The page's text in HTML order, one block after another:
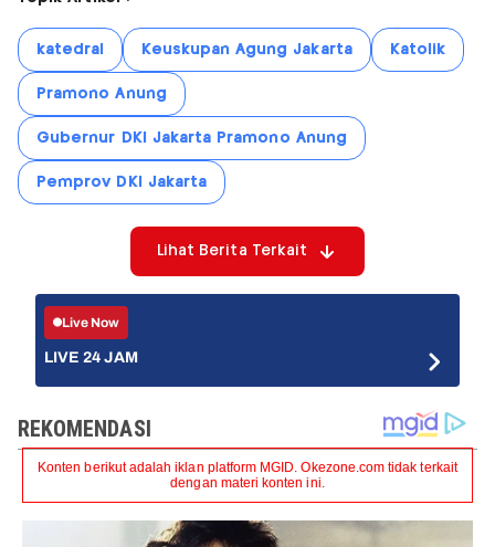
katedral Keuskupan Agung Jakarta Katolik
Pramono Anung
Gubernur DKI Jakarta Pramono Anung
Pemprov DKI Jakarta
Lihat Berita Terkait
Live Now
LIVE 24 JAM